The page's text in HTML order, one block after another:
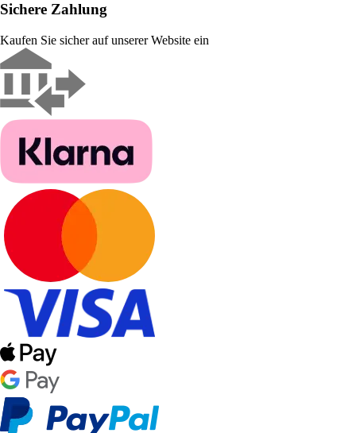
Sichere Zahlung
Kaufen Sie sicher auf unserer Website ein